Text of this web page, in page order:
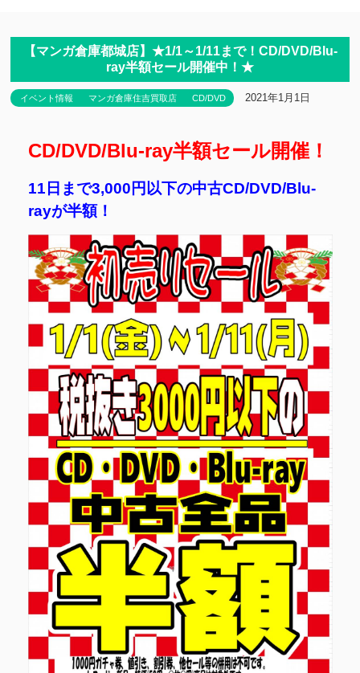
【マンガ倉庫都城店】★1/1～1/11まで！CD/DVD/Blu-
ray半額セール開催中！★
イベント情報 マンガ倉庫住吉買取店 CD/DVD 2021年1月1日
CD/DVD/Blu-ray半額セール開催！
11日まで3,000円以下の中古CD/DVD/Blu-
rayが半額！